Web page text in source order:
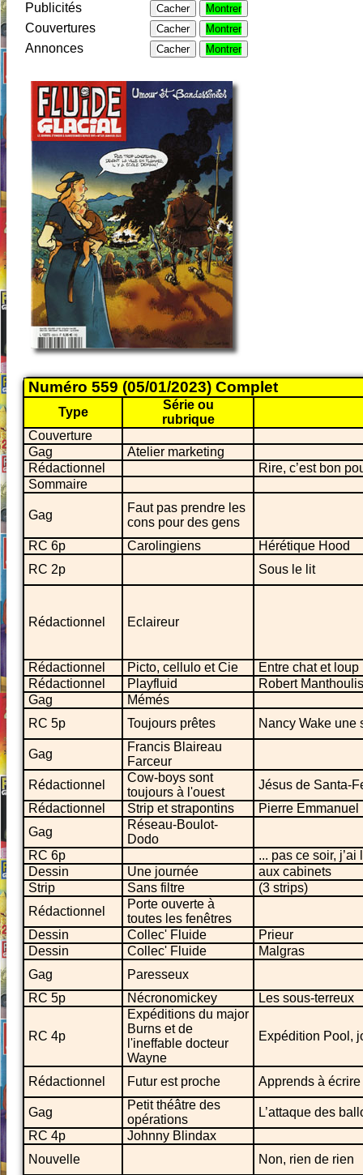
Publicités Cacher Montrer
Couvertures Cacher Montrer
Annonces Cacher Montrer
Numéro 559 (05/01/2023) Complet
Type
Série ou
rubrique
Couverture
Gag
Atelier marketing
Rédactionnel
Rire, c’est bon
Sommaire
Gag
Faut pas prendre les
cons pour des gens
RC 6p
Carolingiens
Hérétique Hood
RC 2p
Sous le lit
Rédactionnel Eclaireur
Rédactionnel Picto, cellulo et Cie
Entre chat et loup
Rédactionnel
Playfluid
Robert
Gag
Mémés
RC 5p
Toujours prêtes Nancy Wake une
Gag
Francis Blaireau
Farceur
Rédactionnel
Cow-boys sont
toujours à l'ouest
Jésus de Santa-
Rédactionnel
Strip et strapontins
Pierre Emmanuel
Gag
Réseau-Boulot-
Dodo
RC 6p
... pas ce soir, j’ai
Dessin
Une journée
aux cabinets
Strip
Sans filtre
(3 strips)
Rédactionnel
Porte ouverte à
toutes les fenêtres
Dessin
Collec' Fluide
Prieur
Dessin
Collec' Fluide
Malgras
Gag
Paresseux
RC 5p
Nécronomickey Les sous-terreux
RC 4p
Expéditions du major
Burns et de
l'ineffable docteur
Wayne
Expédition Pool,
Rédactionnel Futur est proche Apprends à
Gag
Petit théâtre des
opérations
L’attaque des
RC 4p
Johnny Blindax
Nouvelle
Non, rien de rien